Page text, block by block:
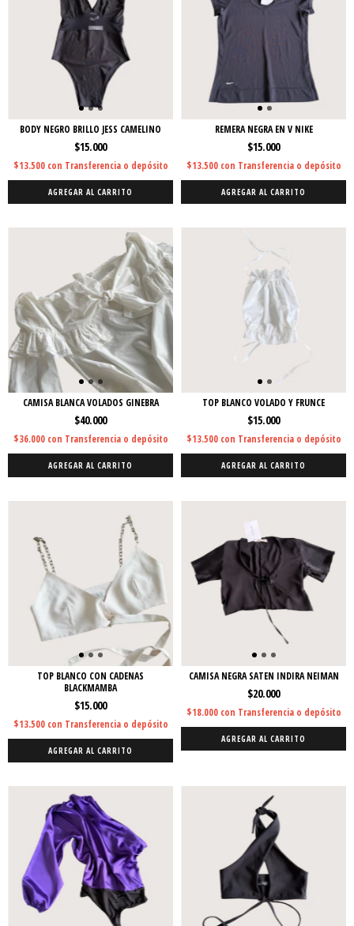
BODY NEGRO BRILLO JESS CAMELINO
$15.000
$13.500 con Transferencia o depósito
AGREGAR AL CARRITO
REMERA NEGRA EN V NIKE
$15.000
$13.500 con Transferencia o depósito
AGREGAR AL CARRITO
CAMISA BLANCA VOLADOS GINEBRA
$40.000
$36.000 con Transferencia o depósito
AGREGAR AL CARRITO
TOP BLANCO VOLADO Y FRUNCE
$15.000
$13.500 con Transferencia o depósito
AGREGAR AL CARRITO
TOP BLANCO CON CADENAS
BLACKMAMBA
$15.000
$13.500 con Transferencia o depósito
AGREGAR AL CARRITO
CAMISA NEGRA SATEN INDIRA NEIMAN
$20.000
$18.000 con Transferencia o depósito
AGREGAR AL CARRITO